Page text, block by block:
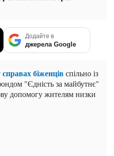
Додайте в
джерела Google
біженцівспільно із
"Єдність за майбутнє"
допомогу жителям низки